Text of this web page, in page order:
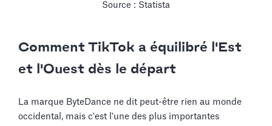
Source : Statista
Comment TikTok a équilibré l'Est
et l'Ouest dès le départ
La marque ByteDance ne dit peut-être rien au monde
occidental, mais c'est l'une des plus importantes